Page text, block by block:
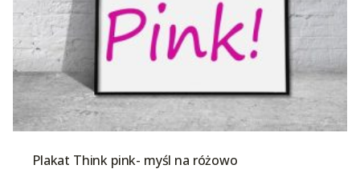
Plakat Think pink- myśl na różowo